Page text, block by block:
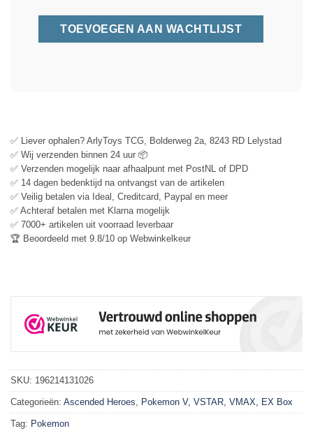
✅ Liever ophalen? ArlyToys TCG, Bolderweg 2a, 8243 RD Lelystad
✅ Wij verzenden binnen 24 uur 📦
✅ Verzenden mogelijk naar afhaalpunt met PostNL of DPD
✅ 14 dagen bedenktijd na ontvangst van de artikelen
✅ Veilig betalen via Ideal, Creditcard, Paypal en meer
✅ Achteraf betalen met Klarna mogelijk
✅ 7000+ artikelen uit voorraad leverbaar
🏆 Beoordeeld met 9.8/10 op Webwinkelkeur
SKU: 196214131026
Categorieën: Ascended Heroes Pokemon V, VSTAR, VMAX, EX Box
Tag: Pokemon